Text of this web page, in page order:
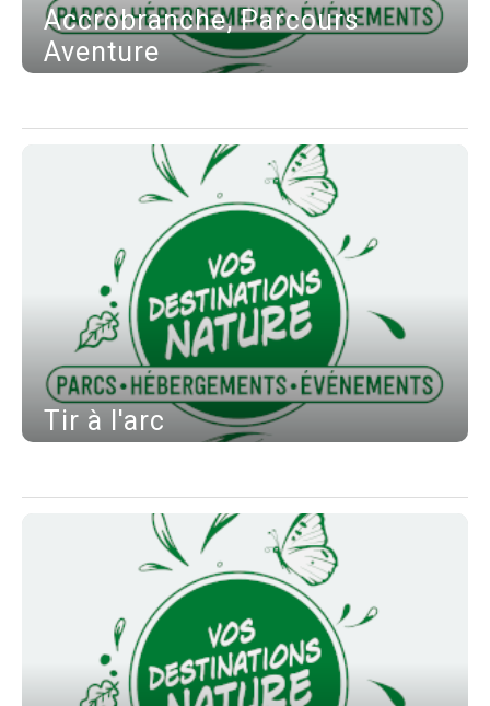
Accrobranche, Parcours
Aventure
Tir à l'arc